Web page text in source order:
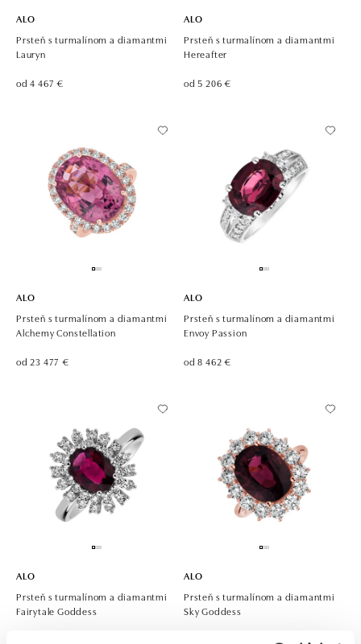
ALO
Prsteň s turmalínom a diamantmi
Lauryn
od 4 467 €
ALO
Prsteň s turmalínom a diamantmi
Hereafter
od 5 206 €
ALO
Prsteň s turmalínom a diamantmi
Alchemy Constellation
od 23 477 €
ALO
Prsteň s turmalínom a diamantmi
Envoy Passion
od 8 462 €
ALO
Prsteň s turmalínom a diamantmi
Fairytale Goddess
ALO
Prsteň s turmalínom a diamantmi
Sky Goddess